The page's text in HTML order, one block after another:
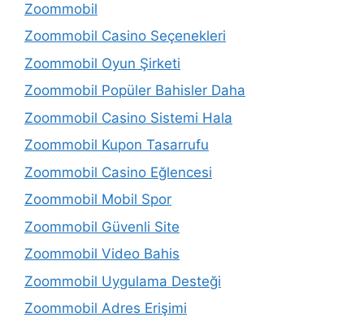
Zoommobil
Zoommobil Casino Seçenekleri
Zoommobil Oyun Şirketi
Zoommobil Popüler Bahisler Daha
Zoommobil Casino Sistemi Hala
Zoommobil Kupon Tasarrufu
Zoommobil Casino Eğlencesi
Zoommobil Mobil Spor
Zoommobil Güvenli Site
Zoommobil Video Bahis
Zoommobil Uygulama Desteği
Zoommobil Adres Erişimi